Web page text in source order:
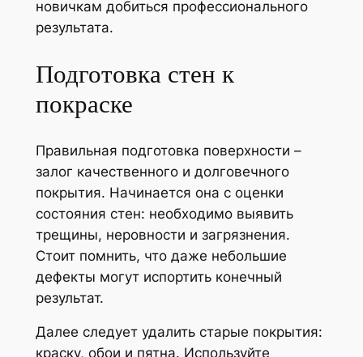
новичкам добиться профессионального
результата.
Подготовка стен к
покраске
Правильная подготовка поверхности –
залог качественного и долговечного
покрытия. Начинается она с оценки
состояния стен: необходимо выявить
трещины, неровности и загрязнения.
Стоит помнить, что даже небольшие
дефекты могут испортить конечный
результат.
Далее следует удалить старые покрытия:
краску, обои и пятна. Используйте